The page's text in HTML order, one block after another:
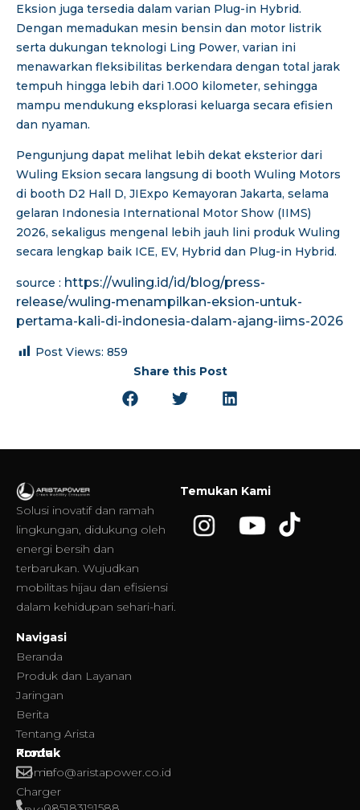
Eksion juga tersedia dalam varian Plug-in Hybrid.
Dengan memadukan mesin bensin dan motor listrik
serta dukungan teknologi Ling Power, varian ini
menawarkan fleksibilitas berkendara dengan total jarak
tempuh hingga lebih dari 1.000 kilometer, sehingga
mampu mendukung eksplorasi keluarga secara efisien
dan nyaman.
Pengunjung dapat melihat lebih dekat eksterior dari
Wuling Eksion secara langsung di booth Wuling Motors
di booth D2 Hall D, JIExpo Kemayoran Jakarta, selama
gelaran Indonesia International Motor Show (IIMS)
2026, sekaligus mengenal lebih jauh lini produk Wuling
secara lengkap baik ICE, EV, Hybrid dan Plug-in Hybrid.
source : https://wuling.id/id/blog/press-
release/wuling-menampilkan-eksion-untuk-
pertama-kali-di-indonesia-dalam-ajang-iims-2026
Post Views: 859
Share this Post
Solusi inovatif dan ramah
lingkungan, didukung oleh
energi bersih dan
terbarukan. Wujudkan
mobilitas hijau dan efisiensi
dalam kehidupan sehari-hari.
Temukan Kami
Navigasi
Beranda
Produk dan Layanan
Jaringan
Berita
Tentang Arista
Produk
Home
Charger
Kontak
info@aristapower.co.id